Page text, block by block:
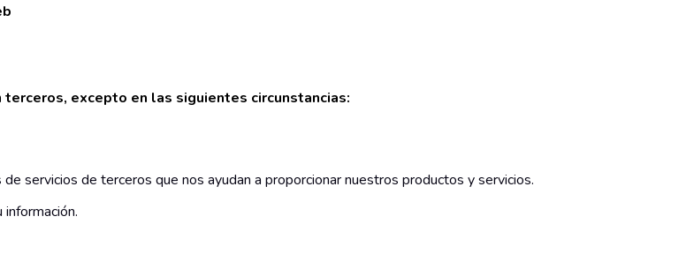
excepto en las siguientes circunstancias:
servicios de terceros que nos ayudan a proporcionar nuestros productos y servicios.